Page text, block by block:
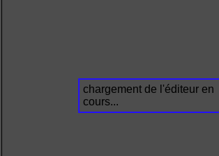
chargement de l'éditeur en
cours...